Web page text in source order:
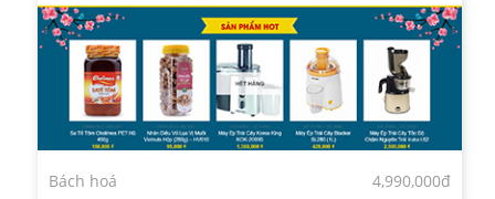
Bách hoá 4,990,000đ